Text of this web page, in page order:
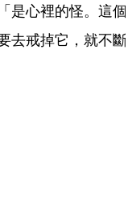
是心裡的怪。這個
去戒掉它，就不斷